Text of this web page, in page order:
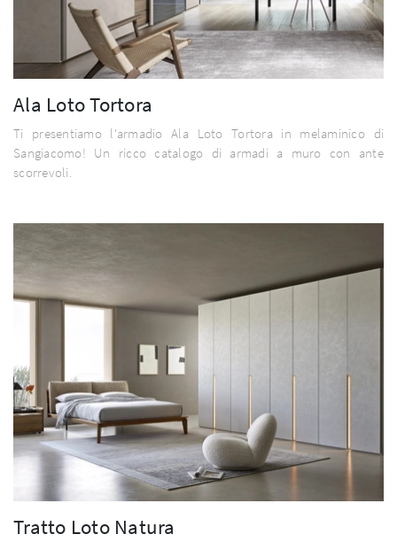
Ala Loto Tortora
Ti presentiamo l'armadio Ala Loto Tortora in melaminico di
Sangiacomo! Un ricco catalogo di armadi a muro con ante
scorrevoli.
Tratto Loto Natura